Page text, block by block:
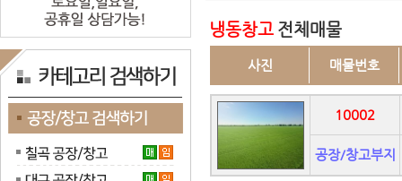
냉동창고 전체매물
사진 매물번호
10002
공장/창고부지